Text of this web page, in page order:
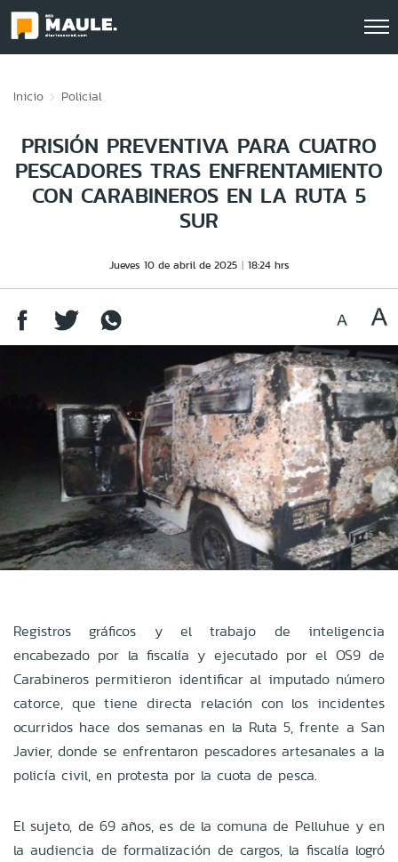
Inicio Policial
PRISIÓN PREVENTIVA PARA CUATRO
PESCADORES TRAS ENFRENTAMIENTO
CON CARABINEROS EN LA RUTA 5
SUR
Jueves 10 de abril de 2025 18:24 hrs
Registros gráficos y el trabajo de inteligencia
encabezado por la fiscalía y ejecutado por el OS9 de
Carabineros permitieron identificar al imputado número
catorce, que tiene directa relación con los incidentes
ocurridos hace dos semanas en la Ruta 5, frente a San
Javier, donde se enfrentaron pescadores artesanales a la
policía civil, en protesta por la cuota de pesca.
El sujeto, de 69 años, es de la comuna de Pelluhue y en
la audiencia de formalización de cargos, la fiscalía logró